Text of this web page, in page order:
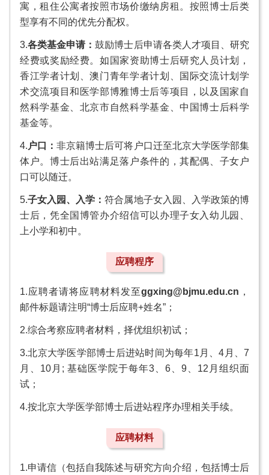
寓，租住公寓者按照市场价缴纳房租。按照博士后类
型享有不同的优先分配权。
3.各类基金申请：鼓励博士后申请各类人才项目、研究
经费或奖励经费。如国家资助博士后研究人员计划，
香江学者计划、澳门青年学者计划、国际交流计划学
术交流项目和医学部博雅博士后等项目，以及国家自
然科学基金、北京市自然科学基金、中国博士后科学
基金等。
4. 户口：非京籍博士后可将户口迁至北京大学医学部集
体户。博士后出站满足落户条件的，其配偶、子女户
口可以随迁。
5.子女入园、入学：符合属地子女入园、入学政策的博
士后，凭全国博管办介绍信可以办理子女入幼儿园、
上小学和初中。
应聘程序
1.应聘者请将应聘材料发至ggxing@bjmu.edu.cn ，
邮件标题请注明“博士后应聘+姓名”；
2.综合考察应聘者材料，择优组织初试；
3.北京大学医学部博士后进站时间为每年1月、4月、7
月、10月; 基础医学院于每年3、6、9、12月组织面
试；
4.按北京大学医学部博士后进站程序办理相关手续。
应聘材料
1.申请信（包括自我陈述与研究方向介绍，包括博士后